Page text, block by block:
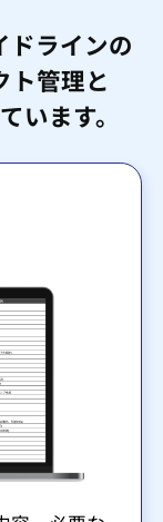
ドラインの
ト管理と
います。